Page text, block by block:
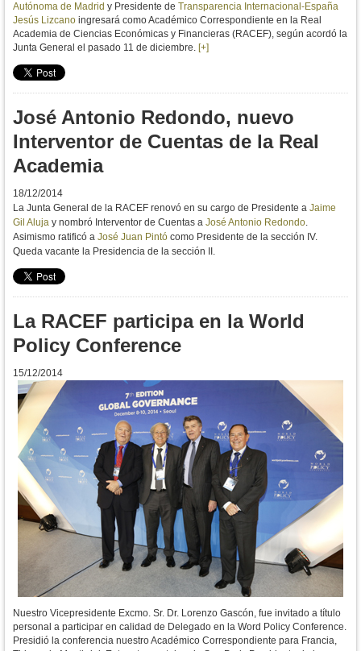
Autónoma de Madrid y Presidente de Transparencia Internacional-España
Jesús Lizcano ingresará como Académico Correspondiente en la Real
Academia de Ciencias Económicas y Financieras (RACEF), según acordó la
Junta General el pasado 11 de diciembre. [+]
José Antonio Redondo, nuevo
Interventor de Cuentas de la Real
Academia
18/12/2014
La Junta General de la RACEF renovó en su cargo de Presidente a Jaime
Gil Aluja y nombró Interventor de Cuentas a José Antonio Redondo.
Asimismo ratificó a José Juan Pintó como Presidente de la sección IV.
Queda vacante la Presidencia de la sección II.
La RACEF participa en la World
Policy Conference
15/12/2014
Nuestro Vicepresidente Excmo. Sr. Dr. Lorenzo Gascón, fue invitado a título
personal a participar en calidad de Delegado en la Word Policy Conference.
Presidió la conferencia nuestro Académico Correspondiente para Francia,